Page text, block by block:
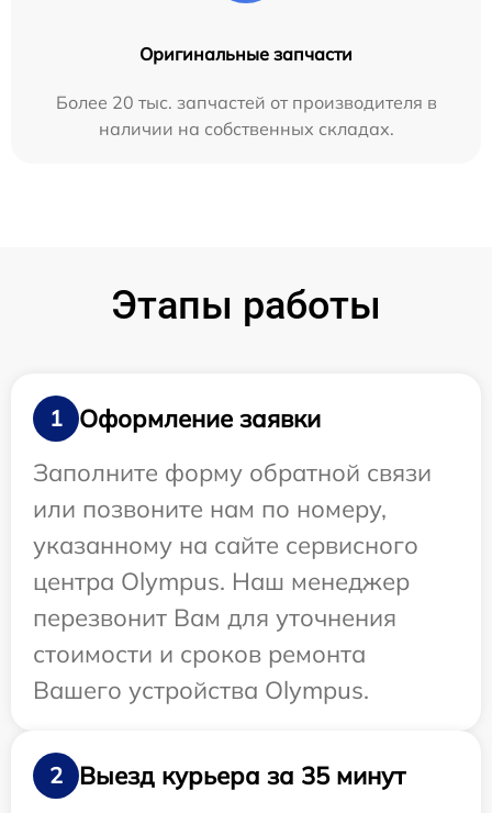
Оригинальные запчасти
Более 20 тыс. запчастей от производителя в
наличии на собственных складах.
Этапы работы
1
Оформление заявки
Заполните форму обратной связи
или позвоните нам по номеру,
указанному на сайте сервисного
центра Olympus. Наш менеджер
перезвонит Вам для уточнения
стоимости и сроков ремонта
Вашего устройства Olympus.
2
Выезд курьера за 35 минут